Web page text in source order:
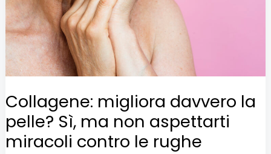
Collagene: migliora davvero la
pelle? Sì, ma non aspettarti
miracoli contro le rughe
Sì,
ma
non
aspettarti
contro
le
rughe